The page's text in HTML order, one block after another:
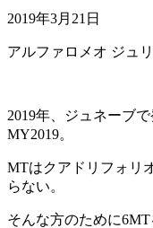
2019年3月21日
アルファロメオ ジュ
2019年、ジュネーブ
MY2019。
MTはクアドリフォリ
らない。
そんな方のために6MT